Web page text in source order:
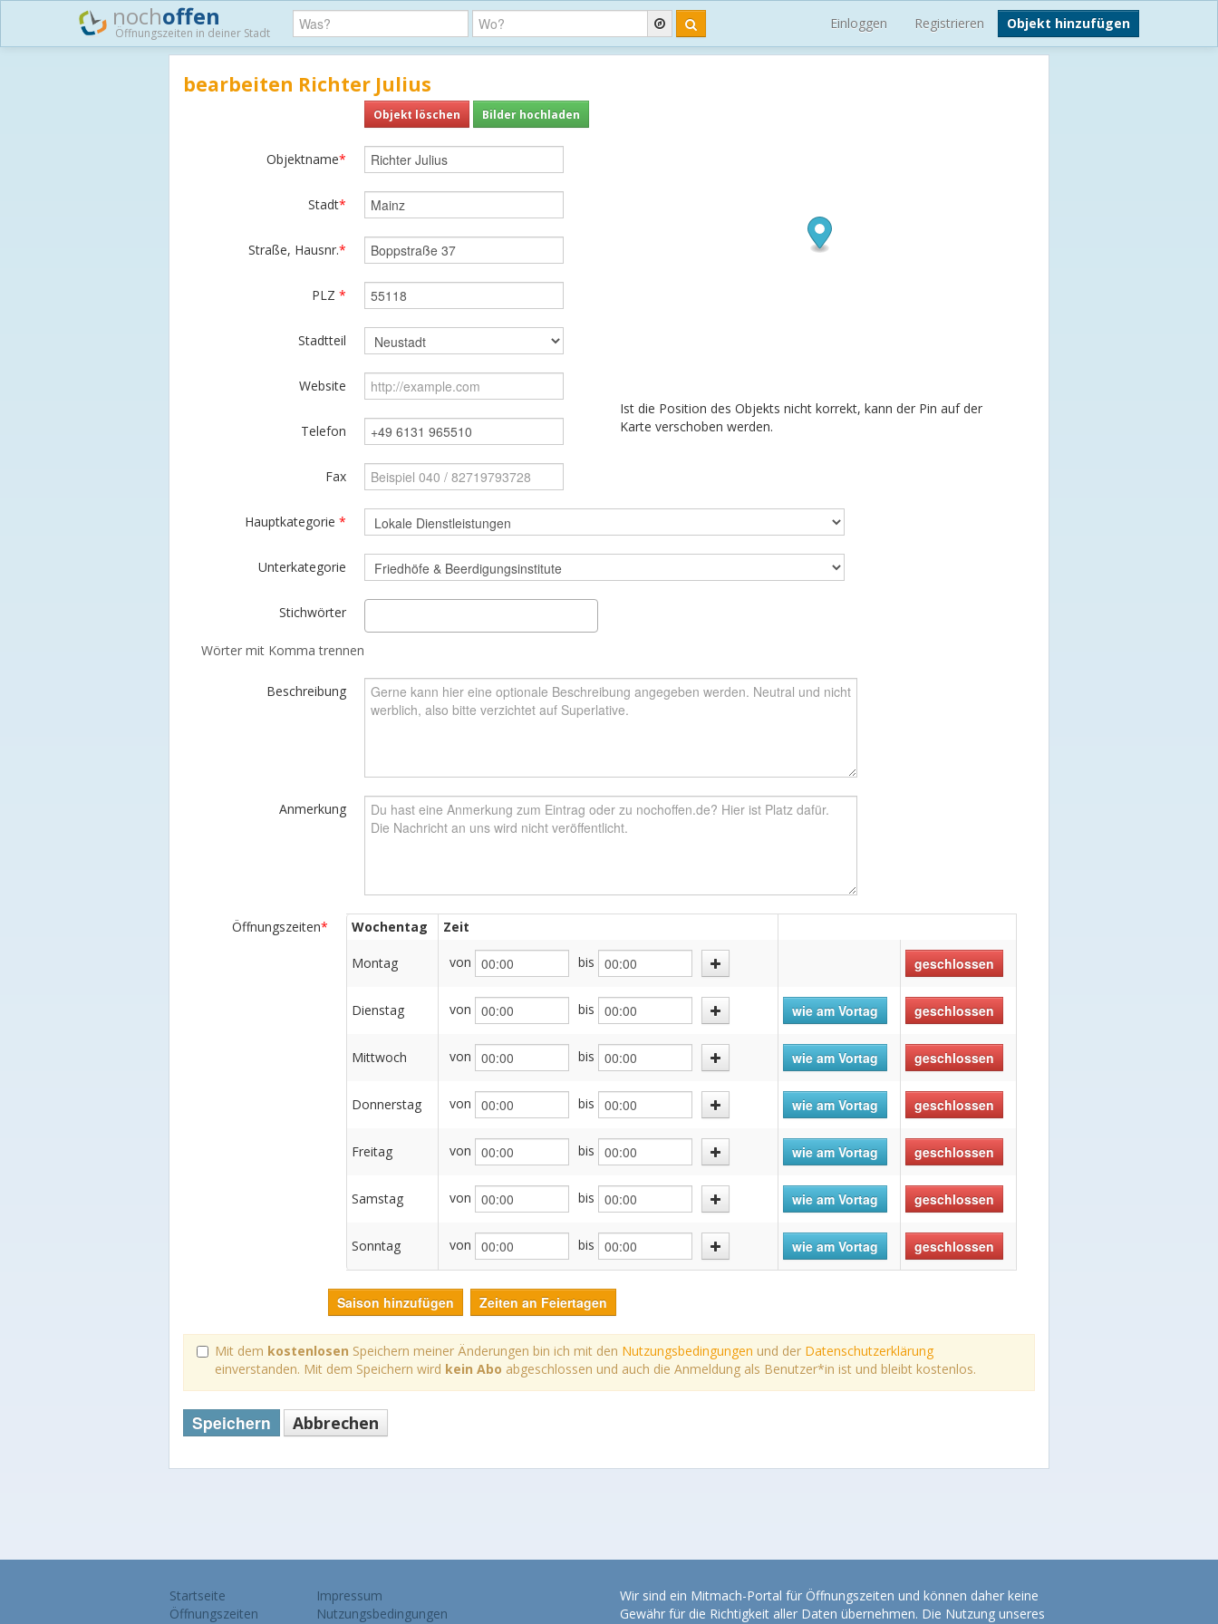
nochoffen
Öffnungszeiten in deiner Stadt
Einloggen Registrieren Objekt hinzufügen
bearbeiten Richter Julius
Objekt löschen Bilder hochladen
Objektname*
Stadt*
Straße, Hausnr.*
PLZ *
Stadtteil
Website
Telefon
Fax
Hauptkategorie *
Unterkategorie
Stichwörter
Wörter mit Komma trennen
Beschreibung
Anmerkung
Ist die Position des Objekts nicht korrekt, kann der Pin auf der
Karte verschoben werden.
Öffnungszeiten* Wochentag Zeit
Montag von bis geschlossen
Dienstag von bis wie am Vortag geschlossen
Mittwoch von bis wie am Vortag geschlossen
Donnerstag von bis wie am Vortag geschlossen
Freitag von bis wie am Vortag geschlossen
Samstag von bis wie am Vortag geschlossen
Sonntag von bis wie am Vortag geschlossen
Saison hinzufügen Zeiten an Feiertagen
Mit dem kostenlosen Speichern meiner Änderungen bin ich mit den Nutzungsbedingungen und der Datenschutzerklärung
einverstanden. Mit dem Speichern wird kein Abo abgeschlossen und auch die Anmeldung als Benutzer*in ist und bleibt kostenlos.
Speichern Abbrechen
Startseite
Öffnungszeiten
Impressum
Nutzungsbedingungen
Wir sind ein Mitmach-Portal für Öffnungszeiten und können daher keine
Gewähr für die Richtigkeit aller Daten übernehmen. Die Nutzung unseres